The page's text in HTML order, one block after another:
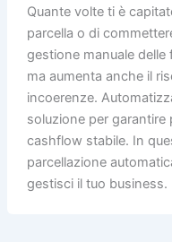
Quante volte ti è
parcella o di
gestione manuale
ma aumenta anche il
incoerenze.
soluzione per garantire
cashflow stabile. In
parcellazione
gestisci il tuo business.